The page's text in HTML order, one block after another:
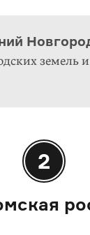
земель
2